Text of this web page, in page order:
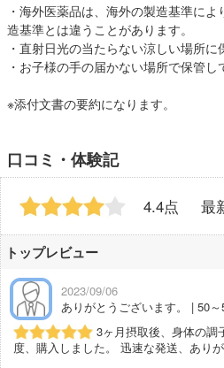
・海外医薬品は、海外の製造基準に
造基準とは違うことがあります。
・直射日光の当たらない涼しい場所に
・お子様の手の届かない場所で保管し
※添付文書の要約になります。
口コミ・体験記
4.4点 最
トップレビュー
2023/09/06
ありがとうございます。 | 50
3ヶ月摂取後、身体の調
度、購入しました。 迅速な発送、ありが